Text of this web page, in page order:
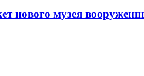
нового музея